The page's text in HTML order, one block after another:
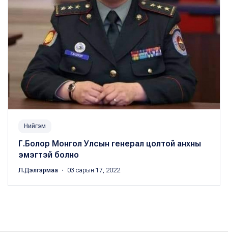
Нийгэм
Г.Болор Монгол Улсын генерал цолтой анхны
эмэгтэй болно
Л.Дэлгэрмаа ・ 03 сарын 17, 2022